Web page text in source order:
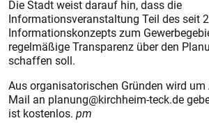
Die Stadt weist darauf hin, dass die
Informationsveranstaltung Teil des seit
Informationskonzepts zum
regelmäßige Transparenz über den
schaffen soll.
Aus organisatorischen Gründen wird um
Mail an planung@kirchheim-teck.de
ist kostenlos. pm